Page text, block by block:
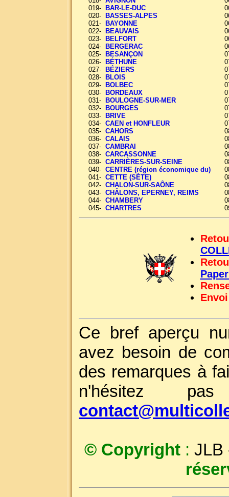
019- BAR-LE-DUC
020- BASSES-ALPES
021- BAYONNE
022- BEAUVAIS
023- BELFORT
024- BERGERAC
025- BESANÇON
026- BÉTHUNE
027- BÉZIERS
028- BLOIS
029- BOLBEC
030- BORDEAUX
031- BOULOGNE-SUR-MER
032- BOURGES
033- BRIVE
034- CAEN et HONFLEUR
035- CAHORS
036- CALAIS
037- CAMBRAI
038- CARCASSONNE
039- CARRIÈRES-SUR-SEINE
040- CENTRE (région économique du)
041- CETTE (SÈTE)
042- CHALON-SUR-SAÔNE
043- CHÂLONS, EPERNEY, REIMS
044- CHAMBERY
045- CHARTRES
Ce bref aperçu
avez besoin de
des remarques à
n'hésitez
© Copyright : JLB